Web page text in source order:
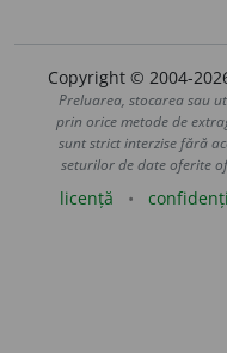
Copyright © 2004-
Preluarea, stocarea sau
prin orice metode de
sunt strict interzise fără
seturilor de date oferite
licență